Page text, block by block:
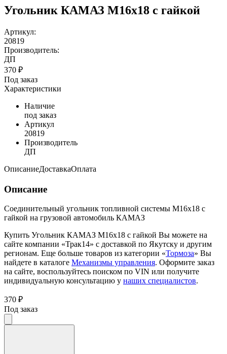
Угольник КАМАЗ М16х18 с гайкой
Артикул:
20819
Производитель:
ДП
370 ₽
Под заказ
Характеристики
Наличие
под заказ
Артикул
20819
Производитель
ДП
ОписаниеДоставкаОплата
Описание
Соединительный угольник топливной системы М16х18 с
гайкой на грузовой автомобиль КАМАЗ
Купить Угольник КАМАЗ М16х18 с гайкой Вы можете на
сайте компании «Трак14» с доставкой по Якутску и другим
регионам. Еще больше товаров из категории «Тормоза» Вы
найдете в каталоге Механизмы управления. Оформите заказ
на сайте, воспользуйтесь поиском по VIN или получите
индивидуальную консультацию у наших специалистов.
370 ₽
Под заказ